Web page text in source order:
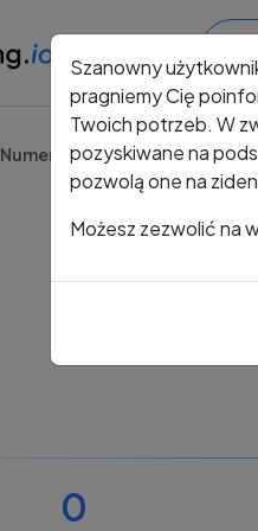
Numer +48 784 498 736
0
Szanowny
pragniemy Cię
Twoich potrzeb. W
pozyskiwane na
pozwolą one na
Możesz zezwolić na